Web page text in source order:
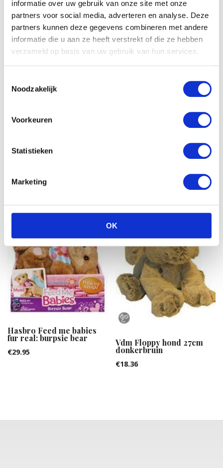
informatie over uw gebruik van onze site met onze
partners voor social media, adverteren en analyse. Deze
partners kunnen deze gegevens combineren met andere
informatie die u aan ze heeft verstrekt of die ze hebben
verzameld op basis van uw gebruik van hun services.
Noodzakelijk
Voorkeuren
Statistieken
Marketing
OK
Hasbro Feed me babies
fur real: sippy pup
Hasbro Feed me babies
fur real: burpsie bear
€29.95
Vdm Floppy hond 27cm
donkerbruin
€18.36